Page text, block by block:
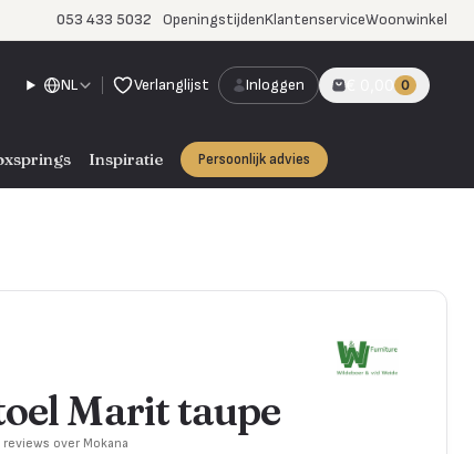
053 433 5032 OpeningstijdenKlantenserviceWoonwinkel
NL Verlanglijst Inloggen € 0,00 0
Inspiratie Persoonlijk advies
Marit taupe
over Mokana